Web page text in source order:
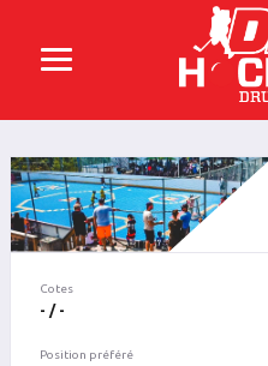
Cotes
- / -
Position préféré